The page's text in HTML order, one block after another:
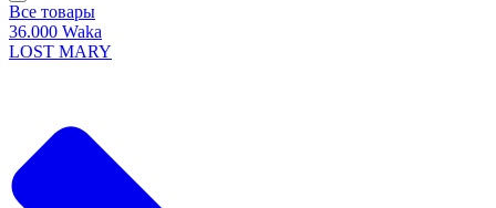
Все товары
36.000 Waka
LOST MARY